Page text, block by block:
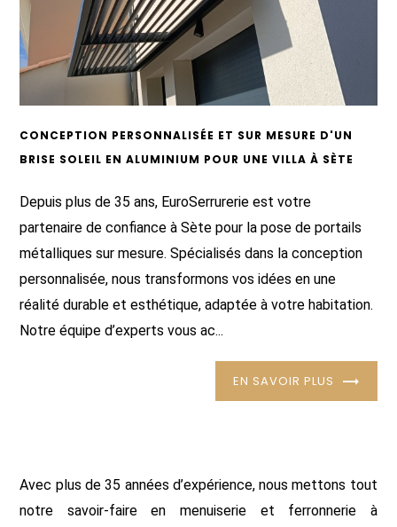
CONCEPTION PERSONNALISÉE ET SUR MESURE D'UN
BRISE SOLEIL EN ALUMINIUM POUR UNE VILLA À SÈTE
Depuis plus de 35 ans, EuroSerrurerie est votre
partenaire de confiance à Sète pour la pose de portails
métalliques sur mesure. Spécialisés dans la conception
personnalisée, nous transformons vos idées en une
réalité durable et esthétique, adaptée à votre habitation.
Notre équipe d’experts vous ac...
EN SAVOIR PLUS
Avec plus de 35 années d’expérience, nous mettons tout
notre savoir-faire en menuiserie et ferronnerie à